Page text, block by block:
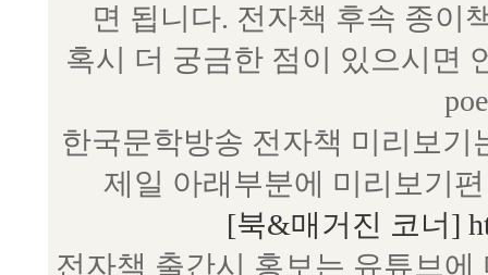
면 됩니다. 전자책 후속 종이
혹시 더 궁금한 점이 있으시면
한국문학방송 전자책 미리보
제일 아래부분에 미리보기
[북&매거진 코너]
전자책 출간시 홍보는 유튜브